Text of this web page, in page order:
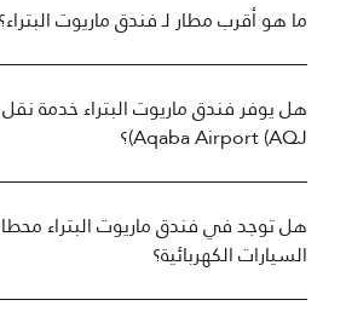
ما هو أقرب مطار لـ فندق ماريوت البتراء؟
هل يوفر فندق ماريوت البتراء خدمة
Aqaba Airport (AQJ)؟
هل توجد في فندق ماريوت البتراء
السيارات الكهربائية؟